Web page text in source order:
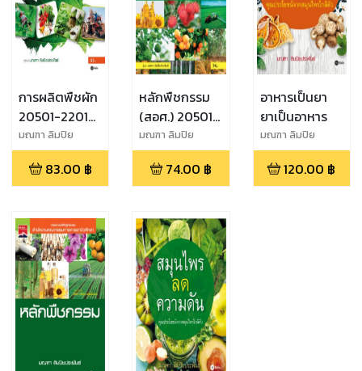
การผลิตพืชผัก
20501-2201
(PDF)
มณฑา ลิมปิย
ประพันธ์
83.00 ฿
หลักพืชกรรม
(สอศ.) 20501-
2001
มณฑา ลิมปิย
ประพันธ์
74.00 ฿
อาหารเป็นยา
ยาเป็นอาหาร
มณฑา ลิมปิย
ประพันธ์
120.00 ฿